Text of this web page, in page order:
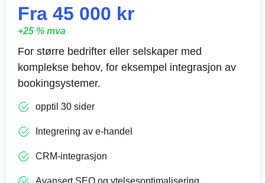
Fra 45 000 kr
+25 % mva
For større bedrifter eller selskaper med
komplekse behov, for eksempel integrasjon av
bookingsystemer.
opptil 30 sider
Integrering av e-handel
CRM-integrasjon